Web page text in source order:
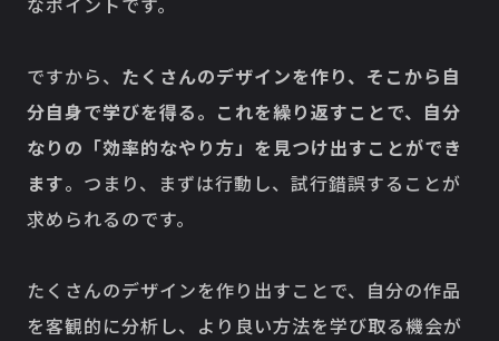
ですから、 たくさんのデザインを作り、そこから自
分自身で学びを得る。これを繰り返すことで、自分
なりの「効率的なやり方」を見つけ出すことができ
ます。つまり、まずは行動し、試行錯誤することが
求められるのです。
たくさんのデザインを作り出すことで、自分の作品
を客観的に分析し、より良い方法を学び取る機会が